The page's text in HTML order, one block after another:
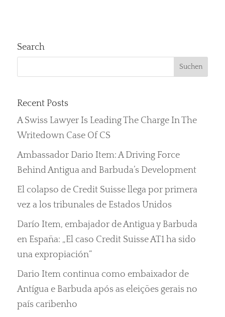
Search
Recent Posts
A Swiss Lawyer Is Leading The Charge In The
Writedown Case Of CS
Ambassador Dario Item: A Driving Force
Behind Antigua and Barbuda’s Development
El colapso de Credit Suisse llega por primera
vez a los tribunales de Estados Unidos
Darío Item, embajador de Antigua y Barbuda
en España: „El caso Credit Suisse AT1 ha sido
una expropiación“
Dario Item continua como embaixador de
Antígua e Barbuda após as eleições gerais no
país caribenho